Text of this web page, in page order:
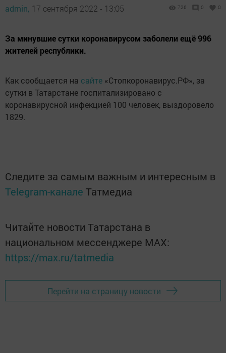
admin, 17 сентября 2022 - 13:05 726 0 0
За минувшие сутки коронавирусом заболели ещё 996
жителей республики.
Как сообщается на сайте «Стопкоронавирус.РФ», за
сутки в Татарстане госпитализировано с
коронавирусной инфекцией 100 человек, выздоровело
1829.
Следите за самым важным и интересным в
Telegram-канале Татмедиа
Читайте новости Татарстана в
национальном мессенджере MАХ:
https://max.ru/tatmedia
Перейти на страницу новости